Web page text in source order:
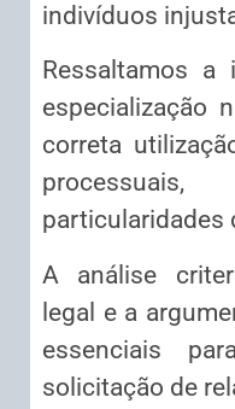
indivíduos
Ressaltamos a
especialização
correta
particularidades
A análise
legal e a
essenciais
solicitação de